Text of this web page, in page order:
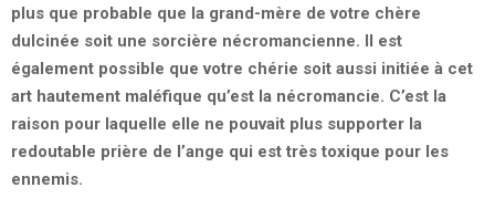
plus que probable que la grand-mère de votre chère
dulcinée soit une sorcière nécromancienne. Il est
également possible que votre chérie soit aussi initiée à cet
art hautement maléfique qu’est la nécromancie. C’est la
raison pour laquelle elle ne pouvait plus supporter la
redoutable prière de l’ange qui est très toxique pour les
ennemis.